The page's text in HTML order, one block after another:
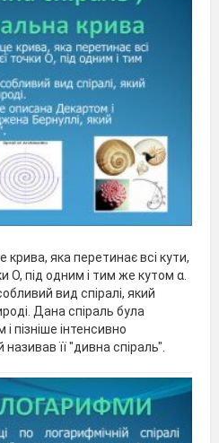
крива, яка перетинає всі кути,
О, під одним і тим же кутом α.
вид спіралі, який
Дана спіраль була
пізніше інтенсивно
її "дивна спіраль".